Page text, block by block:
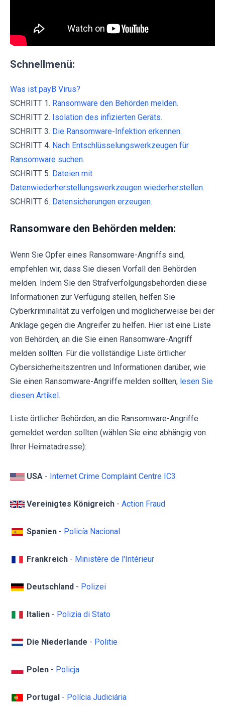
Schnellmenü:
Was ist payB Virus?
SCHRITT 1. Ransomware den Behörden melden.
SCHRITT 2. Isolation des infizierten Geräts.
SCHRITT 3. Die Ransomware-Infektion erkennen.
SCHRITT 4. Nach Entschlüsselungswerkzeugen für
Ransomware suchen.
SCHRITT 5. Dateien mit
Datenwiederherstellungswerkzeugen wiederherstellen.
SCHRITT 6. Datensicherungen erzeugen.
Ransomware den Behörden melden:
Wenn Sie Opfer eines Ransomware-Angriffs sind,
empfehlen wir, dass Sie diesen Vorfall den Behörden
melden. Indem Sie den Strafverfolgungsbehörden diese
Informationen zur Verfügung stellen, helfen Sie
Cyberkriminalität zu verfolgen und möglicherweise bei der
Anklage gegen die Angreifer zu helfen. Hier ist eine Liste
von Behörden, an die Sie einen Ransomware-Angriff
melden sollten. Für die vollständige Liste örtlicher
Cybersicherheitszentren und Informationen darüber, wie
Sie einen Ransomware-Angriffe melden sollten, lesen Sie
diesen Artikel .
Liste örtlicher Behörden, an die Ransomware-Angriffe
gemeldet werden sollten (wählen Sie eine abhängig von
Ihrer Heimatadresse):
USA - Internet Crime Complaint Centre IC3
Vereinigtes Königreich - Action Fraud
Spanien - Policía Nacional
Frankreich - Ministère de l'Intérieur
Deutschland - Polizei
Italien - Polizia di Stato
Die Niederlande - Politie
Polen - Policja
Portugal - Polícia Judiciária